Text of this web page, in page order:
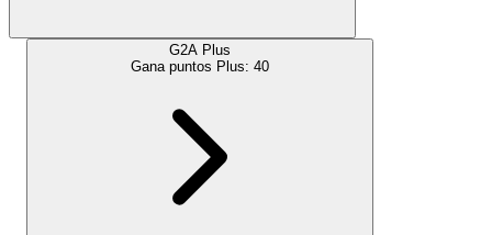
G2A Plus
Gana puntos Plus: 40